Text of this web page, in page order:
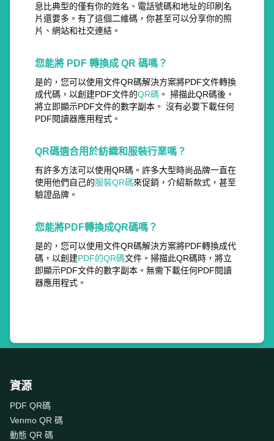
息比典型的僅有你的姓名、電話號碼和地址的印刷名
片還要多。有了這個二維碼，你甚至可以分享你的照
片、網站和社交連結。
您能將 PDF 轉換成 QR 碼嗎？
是的，您可以使用文件QR碼解決方案將PDF文件轉換
成代碼，以創建PDF文件的QR碼 。 掃描此QR碼後，
將立即顯示PDF文件的數字副本。 沒有必要下載任何
PDF閱讀器應用程式。
QR碼適合用於紡織和服裝行業嗎？
有許多方法可以使用QR碼。許多大型時尚品牌一直在
使用他們自己的服裝QR碼來促銷，介紹新款式，甚至
驗證品牌。
您能將PDF轉換成QR碼嗎？
是的，您可以使用文件QR碼解決方案將PDF轉換成代
碼，以創建PDF的QR碼文件。掃描此QR碼時，將立
即顯示PDF文件的數字副本。無需下載任何PDF閱讀
器應用程式。
資源
PDF QR碼
Venmo QR 碼
動態 QR 碼